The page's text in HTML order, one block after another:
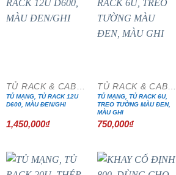
TỦ MẠNG, TỦ RACK 12U
D600, MÀU ĐEN/GHI
1,450,000₫
TỦ MẠNG, TỦ RACK 6U,
TREO TƯỜNG MÀU ĐEN,
MÀU GHI
750,000₫